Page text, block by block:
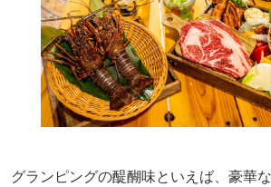
グランピングの醍醐味といえば、豪華